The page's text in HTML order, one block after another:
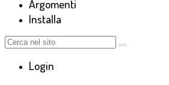
Argomenti
Installa
Login